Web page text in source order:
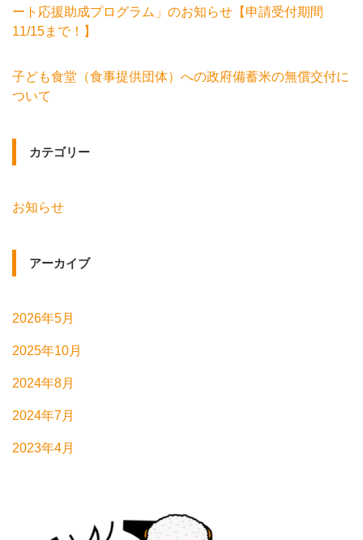
ート応援助成プログラム」のお知らせ【申請受付期間
11/15まで！】
子ども食堂（食事提供団体）への政府備蓄米の無償交付に
ついて
カテゴリー
お知らせ
アーカイブ
2026年5月
2025年10月
2024年8月
2024年7月
2023年4月